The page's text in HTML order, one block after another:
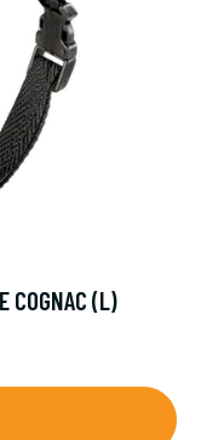
COGNAC (L)